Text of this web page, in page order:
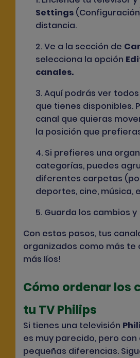
Settings
distancia.
2. Ve a la sección de
selecciona la opción
canales.
3. Aquí podrás ver
que tienes disponibles.
canal que quieras
la posición que
4. Si prefieres una
categorías, puedes
diferentes carpetas
deportes, cine, música,
5. Guarda los cambios y
Con estos pasos, tus
organizados como más te
más líos!
Cómo ordenar los
tu TV Philips
Si tienes una televisión
es muy parecido, pero con
pequeñas diferencias.